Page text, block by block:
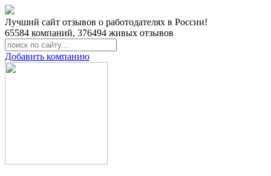
Лучший сайт отзывов о работодателях в России!
65584 компаний, 376494 живых отзывов
Добавить компанию